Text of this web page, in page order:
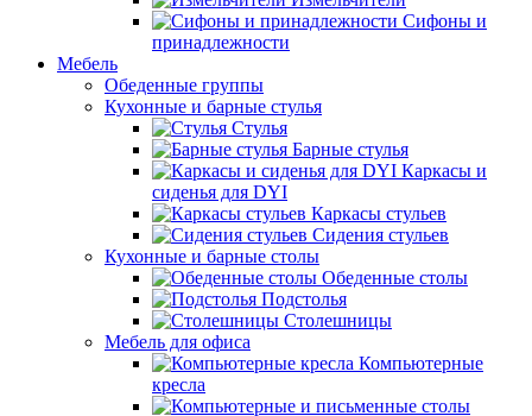
Сифоны и
принадлежности
Мебель
Обеденные группы
Кухонные и барные стулья
Стулья
Барные стулья
Каркасы и
сиденья для DYI
Каркасы стульев
Сидения стульев
Кухонные и барные столы
Обеденные столы
Подстолья
Столешницы
Мебель для офиса
Компьютерные
кресла